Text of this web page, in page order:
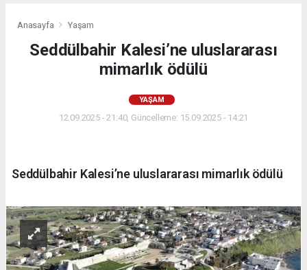
Anasayfa Yaşam
Seddülbahir Kalesi’ne uluslararası
mimarlık ödülü
YAŞAM
12.09.2025 - 21:40, Güncelleme: 15.09.2025 - 14:21
Seddülbahir Kalesi’ne uluslararası mimarlık ödülü